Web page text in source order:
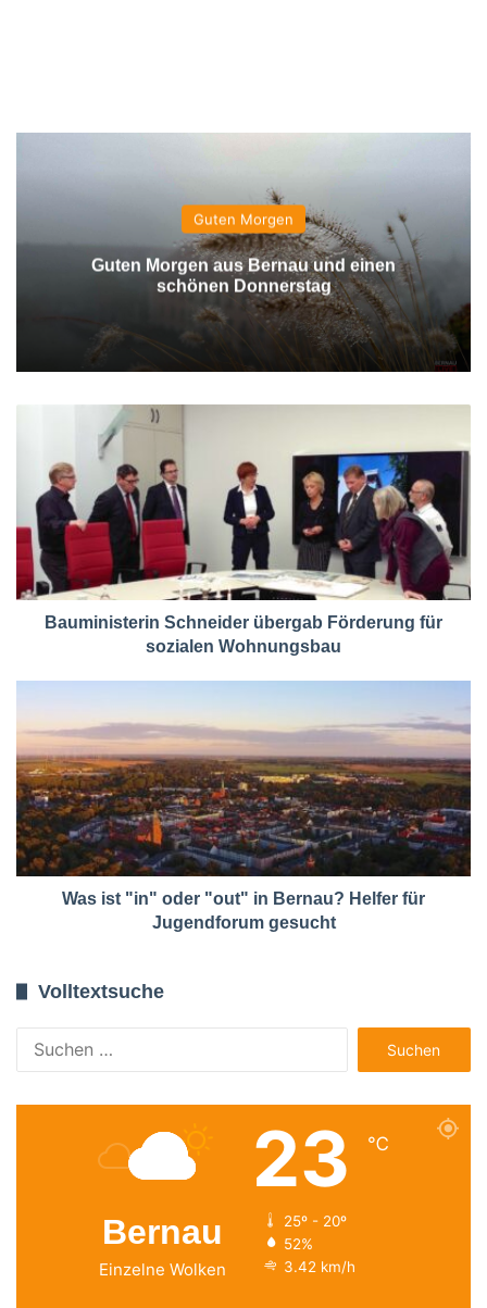
Guten Morgen
Guten Morgen aus Bernau und einen
schönen Donnerstag
Bauministerin Schneider übergab Förderung für
sozialen Wohnungsbau
Was ist "in" oder "out" in Bernau? Helfer für
Jugendforum gesucht
Volltextsuche
nach:
Bernau
Einzelne Wolken
23 ℃
25º - 20º
52%
3.42 km/h